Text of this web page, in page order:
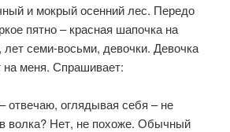
и мокрый осенний лес. Передо
пятно – красная шапочка на
лет семи-восьми, девочки. Девочка
на меня. Спрашивает:
отвечаю, оглядывая себя – не
волка? Hет, не похоже. Обычный